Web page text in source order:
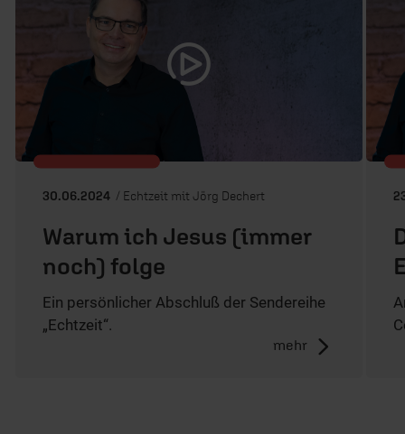
30.06.2024 / Echtzeit mit Jörg Dechert
Warum ich Jesus (immer
noch) folge
Ein persönlicher Abschluß der Sendereihe
„Echtzeit“.
mehr